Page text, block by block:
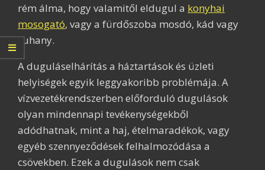
rém álma, hogy valamitől eldugul a konyhai
mosogató, vagy a fürdőszoba mosdó, kád vagy
zuhany.
A duguláselhárítás a háztartások és üzleti
helyiségek egyik leggyakoribb problémája. A
vízvezetékrendszerben előforduló dugulások
olyan mindennapi tevékenységekből
adódhatnak, mint a haj, ételmaradékok, vagy
egyéb szennyeződések felhalmozódása a
csövekben. Ezek a dugulások nem csak